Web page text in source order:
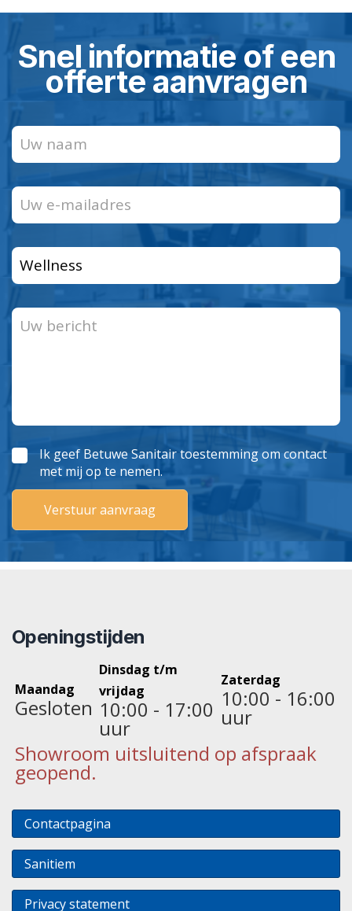
Snel informatie of een
offerte aanvragen
Ik geef Betuwe Sanitair toestemming om contact
met mij op te nemen.
Openingstijden
Maandag
Gesloten
Dinsdag t/m
vrijdag
10:00 - 17:00
uur
Zaterdag
10:00 - 16:00
uur
Showroom uitsluitend op afspraak
geopend.
Contactpagina
Sanitiem
Privacy statement